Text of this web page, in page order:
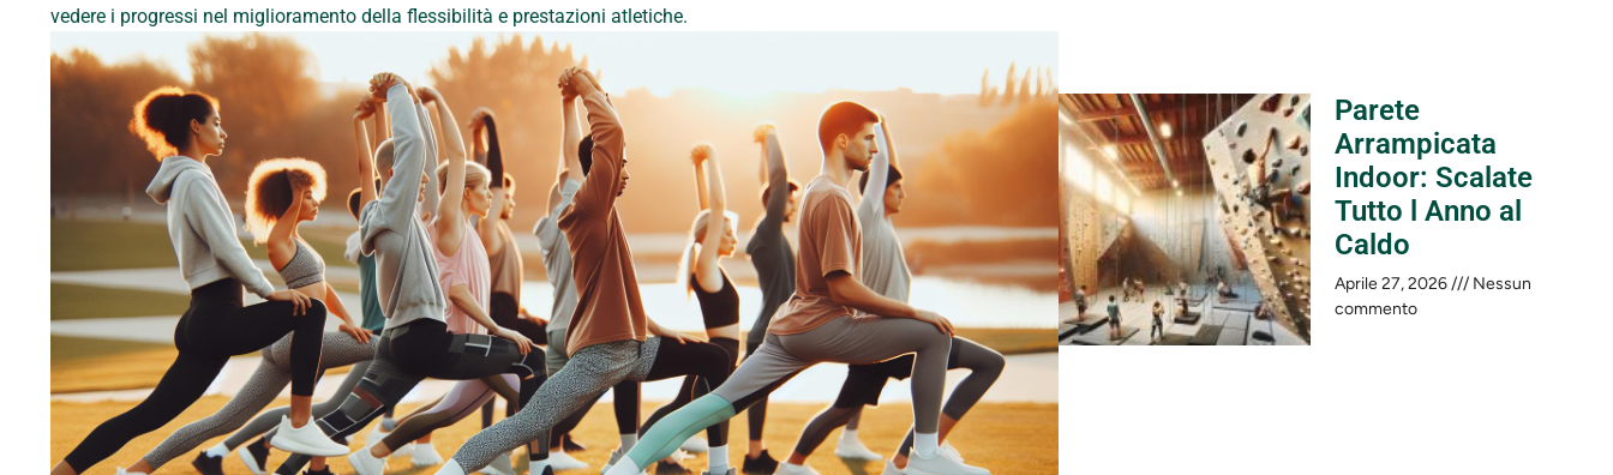
vedere i progressi nel miglioramento della flessibilità e prestazioni atletiche.
Parete
Arrampicata
Indoor: Scalate
Tutto l Anno al
Caldo
Aprile 27, 2026
Nessun
commento